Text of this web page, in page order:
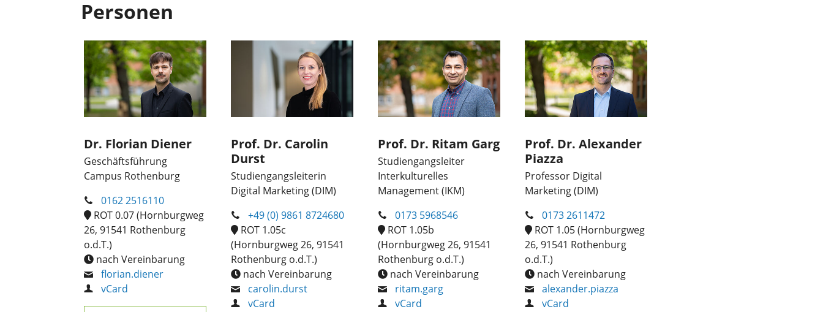
Personen
Dr. Florian Diener
Geschäftsführung
Campus Rothenburg
0162 2516110
ROT 0.07 (Hornburgweg
26, 91541 Rothenburg
o.d.T.)
nach Vereinbarung
florian.diener
vCard
Prof. Dr. Carolin
Durst
Studiengangsleiterin
Digital Marketing (DIM)
+49 (0) 9861 8724680
ROT 1.05c
(Hornburgweg 26, 91541
Rothenburg o.d.T.)
nach Vereinbarung
carolin.durst
vCard
Prof. Dr. Ritam Garg
Studiengangsleiter
Interkulturelles
Management (IKM)
0173 5968546
ROT 1.05b
(Hornburgweg 26, 91541
Rothenburg o.d.T.)
nach Vereinbarung
ritam.garg
vCard
Prof. Dr. Alexander
Piazza
Professor Digital
Marketing (DIM)
0173 2611472
ROT 1.05 (Hornburgweg
26, 91541 Rothenburg
o.d.T.)
nach Vereinbarung
alexander.piazza
vCard